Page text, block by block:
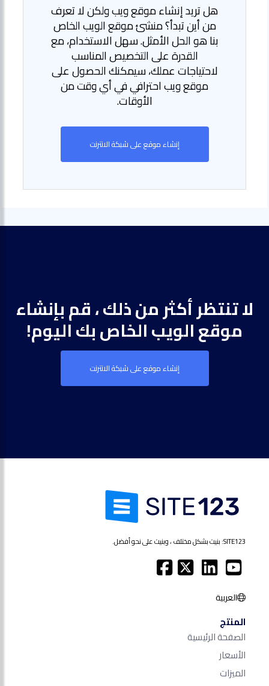
هل تريد إنشاء موقع ويب ولكن لا تعرف
من أين تبدأ؟ منشئ موقع الويب الخاص
بنا هو الحل الأمثل. سهل الاستخدام، مع
القدرة على التخصيص المناسب
لاحتياجات عملك، سيمكنك الحصول على
موقع ويب احترافي في أي وقت من
الأوقات.
إنشاء موقع على شبكة الانترنت
لا تنتظر أكثر من ذلك ، قم بإنشاء
موقع الويب الخاص بك اليوم!
إنشاء موقع على شبكة الانترنت
SITE123: بنيت بشكل مختلف ، وبنيت على نحو أفضل.
العربية
المنتج
الصفحة الرئيسية
الأسعار
الميزات